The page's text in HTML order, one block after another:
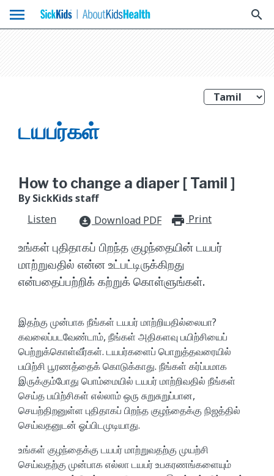
menu search
டயபர்கள்
How to change a diaper [ Tamil ]
By SickKids staff
Listen
download_for_offline Download PDF Print
உங்கள் புதிதாகப் பிறந்த குழந்தையின் டயபர்
மாற்றுவதில் என்ன உட்பட்டிருக்கிறது
என்பதைப்பற்றிக் கற்றுக் கொள்ளுங்கள்.
இதற்கு முன்பாக நீங்கள் டயபர் மாற்றியதில்லையா?
கவலைப்படவேண்டாம், நீங்கள் அதிகளவு பயிற்சியைப்
பெற்றுக்கொள்வீர்கள். டயபர்களைப் பொறுத்தவரையில்
பயிற்சி பூரணத்தைக் கொடுக்காது. நீங்கள் கர்ப்பமாக
இருக்கும்போது பொம்மையில் டயபர் மாற்றிவதில் நீங்கள்
செய்த பயிற்சிகள் எல்லாம் ஒரு சுறுசுறுப்பான,
செயற்திறனுள்ள புதிதாகப் பிறந்த குழந்தைக்கு நிஜத்தில்
செய்வதனுடன் ஓப்பிடமுடியாது.
உங்கள் குழந்தைக்கு டயபர் மாற்றுவதற்கு முயற்சி
செய்வதற்கு முன்பாக எல்லா டயபர் உபகரணங்களையும்